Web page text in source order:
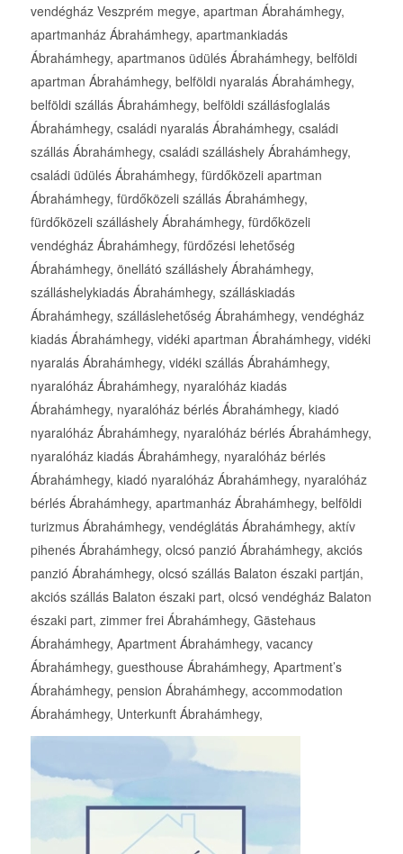
vendégház Veszprém megye, apartman Ábrahámhegy,
apartmanház Ábrahámhegy, apartmankiadás
Ábrahámhegy, apartmanos üdülés Ábrahámhegy, belföldi
apartman Ábrahámhegy, belföldi nyaralás Ábrahámhegy,
belföldi szállás Ábrahámhegy, belföldi szállásfoglalás
Ábrahámhegy, családi nyaralás Ábrahámhegy, családi
szállás Ábrahámhegy, családi szálláshely Ábrahámhegy,
családi üdülés Ábrahámhegy, fürdőközeli apartman
Ábrahámhegy, fürdőközeli szállás Ábrahámhegy,
fürdőközeli szálláshely Ábrahámhegy, fürdőközeli
vendégház Ábrahámhegy, fürdőzési lehetőség
Ábrahámhegy, önellátó szálláshely Ábrahámhegy,
szálláshelykiadás Ábrahámhegy, szálláskiadás
Ábrahámhegy, szálláslehetőség Ábrahámhegy, vendégház
kiadás Ábrahámhegy, vidéki apartman Ábrahámhegy, vidéki
nyaralás Ábrahámhegy, vidéki szállás Ábrahámhegy,
nyaralóház Ábrahámhegy, nyaralóház kiadás
Ábrahámhegy, nyaralóház bérlés Ábrahámhegy, kiadó
nyaralóház Ábrahámhegy, nyaralóház bérlés Ábrahámhegy,
nyaralóház kiadás Ábrahámhegy, nyaralóház bérlés
Ábrahámhegy, kiadó nyaralóház Ábrahámhegy, nyaralóház
bérlés Ábrahámhegy, apartmanház Ábrahámhegy, belföldi
turizmus Ábrahámhegy, vendéglátás Ábrahámhegy, aktív
pihenés Ábrahámhegy, olcsó panzió Ábrahámhegy, akciós
panzió Ábrahámhegy, olcsó szállás Balaton északi partján,
akciós szállás Balaton északi part, olcsó vendégház Balaton
északi part, zimmer frei Ábrahámhegy, Gästehaus
Ábrahámhegy, Apartment Ábrahámhegy, vacancy
Ábrahámhegy, guesthouse Ábrahámhegy, Apartment’s
Ábrahámhegy, pension Ábrahámhegy, accommodation
Ábrahámhegy, Unterkunft Ábrahámhegy,